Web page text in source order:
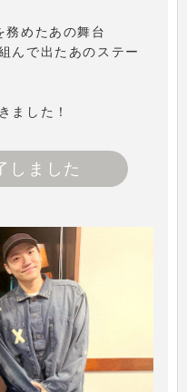
務めたあの舞台
んで出たあのステー
ました！
しました